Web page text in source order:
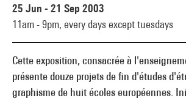
Cette exposition, consacrée à
présente douze projets de fin d'études
graphisme de huit écoles européennes.
25 Jun - 21 Sep 2003
11am - 9pm, every days except tuesdays